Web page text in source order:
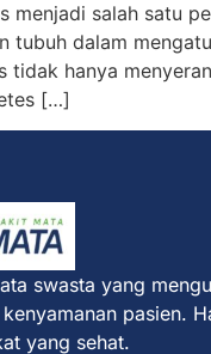
menjadi salah satu
tubuh dalam
tidak hanya
[…]
swasta yang
pasien.
yang sehat.